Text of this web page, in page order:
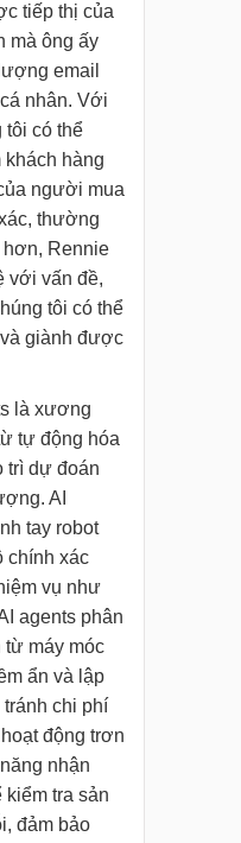
tiếp thị của
mà ông ấy
email
nhân. Với
tôi có thể
khách hàng
người mua
thường
Rennie
với vấn đề,
tôi có thể
giành được
là xương
tự động hóa
trì dự đoán
AI
tay robot
chính xác
vụ như
agents phân
máy móc
ẩn và lập
tránh chi phí
động trơn
nhận
kiểm tra sản
đảm bảo